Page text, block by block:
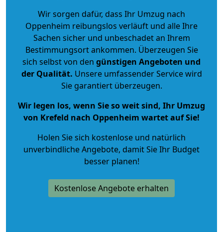
Wir sorgen dafür, dass Ihr Umzug nach
Oppenheim reibungslos verläuft und alle Ihre
Sachen sicher und unbeschadet an Ihrem
Bestimmungsort ankommen. Überzeugen Sie
sich selbst von den günstigen Angeboten und
der Qualität. Unsere umfassender Service wird
Sie garantiert überzeugen.
Wir legen los, wenn Sie so weit sind, Ihr Umzug
von Krefeld nach Oppenheim wartet auf Sie!
Holen Sie sich kostenlose und natürlich
unverbindliche Angebote, damit Sie Ihr Budget
besser planen!
Kostenlose Angebote erhalten